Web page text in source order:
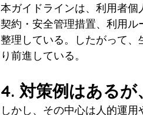
本ガイドラインは、利用者個
契約・安全管理措置、利用
整理している。したがって
り前進している。
4. 対策例はある
しかし、その中心は人的運用